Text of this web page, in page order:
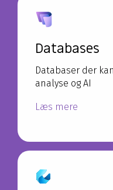
Databases
Databaser der
analyse og AI
Læs mere